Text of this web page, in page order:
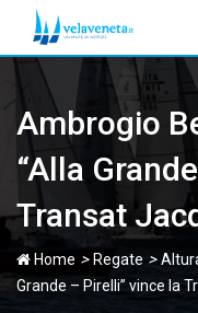
content
Ambrogio
“Alla
Transat
Home > Regate >
Grande – Pirelli” vince la